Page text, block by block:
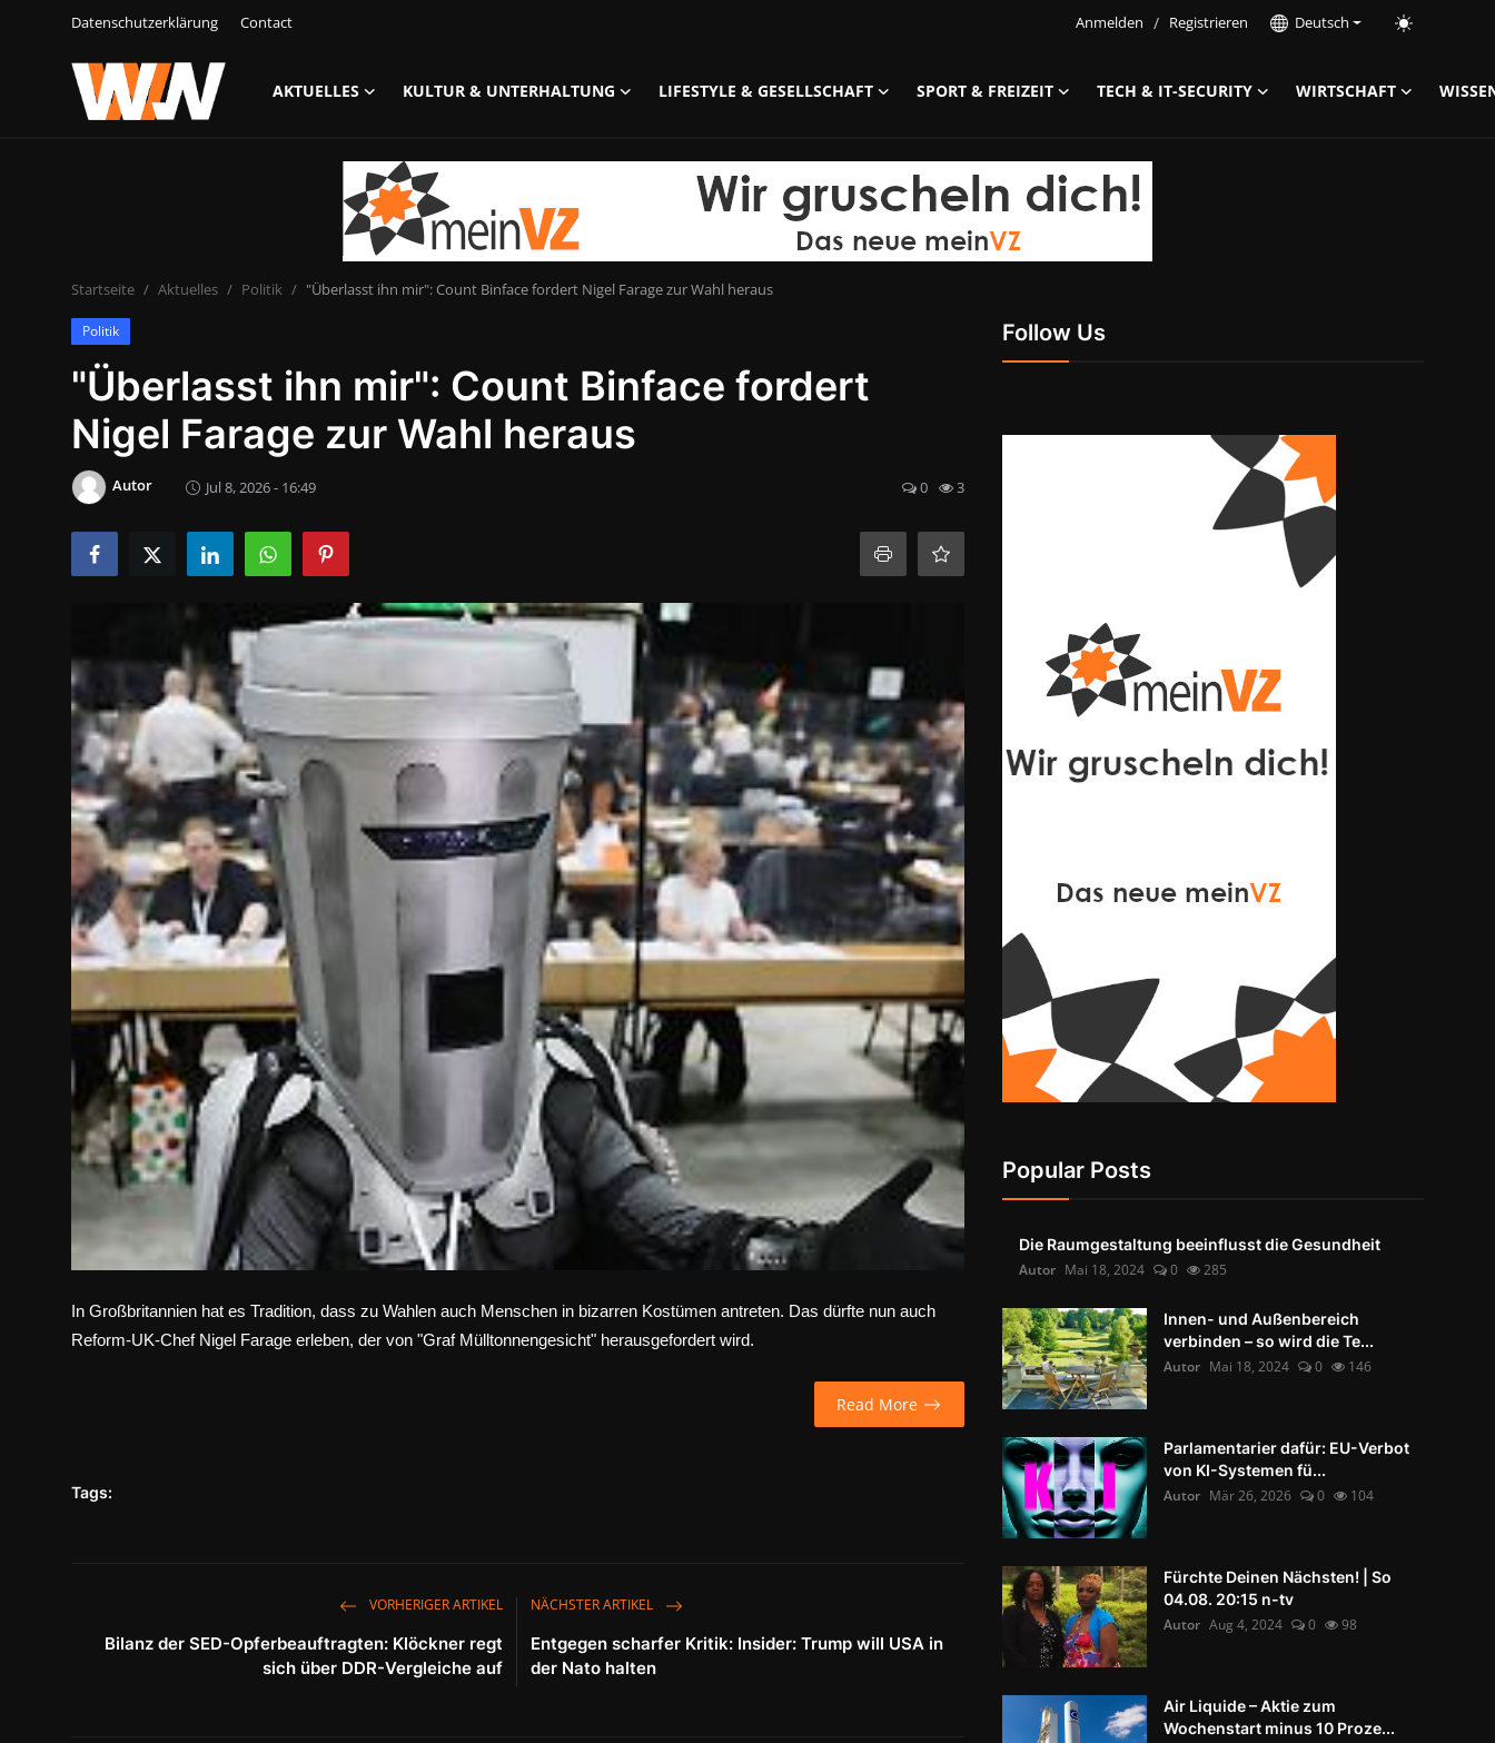
Datenschutzerklärung Contact Anmelden / Registrieren Deutsch
AKTUELLES KULTUR & UNTERHALTUNG LIFESTYLE & GESELLSCHAFT SPORT & FREIZEIT TECH & IT-SECURITY WIRTSCHAFT
Lifestyle & Gesellschaft
Sport & Freizeit
Tech & IT-Security
Wirtschaft
Deutsch
Startseite Aktuelles Politik "Überlasst ihn mir": Count Binface fordert Nigel Farage zur Wahl heraus
Politik
"Überlasst ihn mir": Count Binface fordert
Nigel Farage zur Wahl heraus
Autor Jul 8, 2026 - 16:49 0 3
In Großbritannien hat es Tradition, dass zu Wahlen auch Menschen in bizarren Kostümen antreten. Das dürfte nun auch
Reform-UK-Chef Nigel Farage erleben, der von "Graf Mülltonnengesicht" herausgefordert wird.
Read More
Tags:
VORHERIGER ARTIKEL
Bilanz der SED-Opferbeauftragten: Klöckner regt
sich über DDR-Vergleiche auf
NÄCHSTER ARTIKEL
Entgegen scharfer Kritik: Insider: Trump will USA in
der Nato halten
Follow Us
Popular Posts
Die Raumgestaltung beeinflusst die Gesundheit
Autor Mai 18, 2024 0 285
Innen- und Außenbereich
verbinden – so wird die Te...
Autor Mai 18, 2024 0 146
Parlamentarier dafür: EU-Verbot
von KI-Systemen fü...
Autor Mär 26, 2026 0 104
Fürchte Deinen Nächsten! | So
04.08. 20:15 n-tv
Autor Aug 4, 2024 0 98
Air Liquide – Aktie zum
Wochenstart minus 10 Proze...